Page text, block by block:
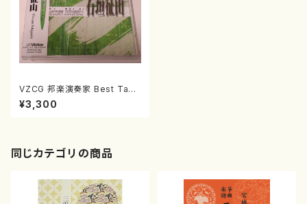
VZCG 邦楽演奏家 Best Take
石垣征山(尺八/石垣征山/CD)
¥3,300
同じカテゴリの商品